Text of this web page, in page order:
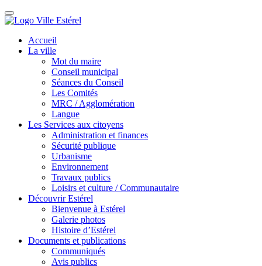
Accueil
La ville
Mot du maire
Conseil municipal
Séances du Conseil
Les Comités
MRC / Agglomération
Langue
Les Services aux citoyens
Administration et finances
Sécurité publique
Urbanisme
Environnement
Travaux publics
Loisirs et culture / Communautaire
Découvrir Estérel
Bienvenue à Estérel
Galerie photos
Histoire d’Estérel
Documents et publications
Communiqués
Avis publics